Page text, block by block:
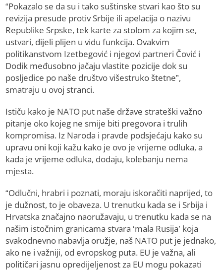
“Pokazalo se da su i tako suštinske stvari kao što su
revizija presude protiv Srbije ili apelacija o nazivu
Republike Srpske, tek karte za stolom za kojim se,
ustvari, dijeli plijen u vidu funkcija. Ovakvim
politikanstvom Izetbegović i njegovi partneri Čović i
Dodik međusobno jačaju vlastite pozicije dok su
posljedice po naše društvo višestruko štetne”,
smatraju u ovoj stranci.
Ističu kako je NATO put naše države strateški važno
pitanje oko kojeg ne smije biti pregovora i trulih
kompromisa. Iz Naroda i pravde podsjećaju kako su
upravu oni koji kažu kako je ovo je vrijeme odluka, a
kada je vrijeme odluka, dodaju, kolebanju nema
mjesta.
“Odlučni, hrabri i poznati, moraju iskoračiti naprijed, to
je dužnost, to je obaveza. U trenutku kada se i Srbija i
Hrvatska značajno naoružavaju, u trenutku kada se na
našim istočnim granicama stvara ‘mala Rusija’ koja
svakodnevno nabavlja oružje, naš NATO put je jednako,
ako ne i važniji, od evropskog puta. EU je važna, ali
političari jasnu opredijeljenost za EU mogu pokazati